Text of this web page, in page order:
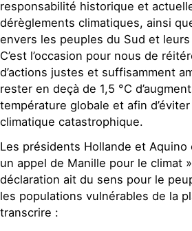
responsabilité historique et
dérèglements climatiques, ainsi
envers les peuples du Sud et
C’est l’occasion pour nous de
d’actions justes et suffisamment
rester en deçà de 1,5 °C
température globale et afin
climatique catastrophique.
Les présidents Hollande et
un appel de Manille pour le climat
déclaration ait du sens pour le
les populations vulnérables de la
transcrire :